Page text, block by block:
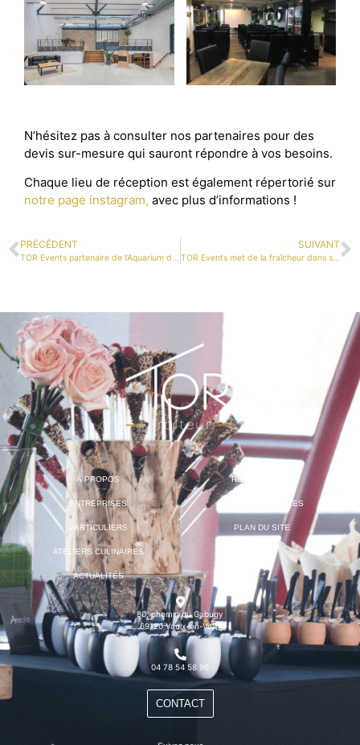
N’hésitez pas à consulter nos partenaires pour des
devis sur-mesure qui sauront répondre à vos besoins.
Chaque lieu de réception est également répertorié sur
notre page instagram, avec plus d’informations !
PRÉCÉDENT
TOR Events partenaire de l’Aquarium de Lyon
SUIVANT
TOR Events met de la fraîcheur dans ses assiettes
À PROPOS
ENTREPRISES
PARTICULIERS
ATELIERS CULINAIRES
ACTUALITÉS
RECRUTEMENT
MENTIONS LÉGALES
PLAN DU SITE
80, chemin du Gabugy
69120 Vaulx-en-Velin
04 78 54 58 96
CONTACT